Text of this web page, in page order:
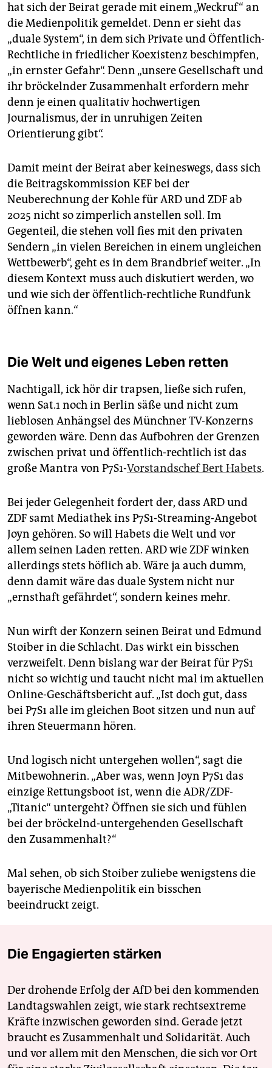
hat sich der Beirat gerade mit einem „Weckruf“ an
die Medienpolitik gemeldet. Denn er sieht das
„duale System“, in dem sich Private und Öffentlich-
Rechtliche in friedlicher Koexistenz beschimpfen,
„in ernster Gefahr“. Denn „unsere Gesellschaft und
ihr bröckelnder Zusammenhalt erfordern mehr
denn je einen qualitativ hochwertigen
Journalismus, der in unruhigen Zeiten
Orientierung gibt“.
Damit meint der Beirat aber keineswegs, dass sich
die Beitragskommission KEF bei der
Neuberechnung der Kohle für ARD und ZDF ab
2025 nicht so zimperlich anstellen soll. Im
Gegenteil, die stehen voll fies mit den privaten
Sendern „in vielen Bereichen in einem ungleichen
Wettbewerb“, geht es in dem Brandbrief weiter. „In
diesem Kontext muss auch diskutiert werden, wo
und wie sich der öffentlich-rechtliche Rundfunk
öffnen kann.“
Die Welt und eigenes Leben retten
Nachtigall, ick hör dir trapsen, ließe sich rufen,
wenn Sat.1 noch in Berlin säße und nicht zum
lieblosen Anhängsel des Münchner TV-Konzerns
geworden wäre. Denn das Aufbohren der Grenzen
zwischen privat und öffentlich-rechtlich ist das
große Mantra von P7S1-Vorstandschef Bert Habets.
Bei jeder Gelegenheit fordert der, dass ARD und
ZDF samt Mediathek ins P7S1-Streaming-Angebot
Joyn gehören. So will Habets die Welt und vor
allem seinen Laden retten. ARD wie ZDF winken
allerdings stets höflich ab. Wäre ja auch dumm,
denn damit wäre das duale System nicht nur
„ernsthaft gefährdet“, sondern keines mehr.
Nun wirft der Konzern seinen Beirat und Edmund
Stoiber in die Schlacht. Das wirkt ein bisschen
verzweifelt. Denn bislang war der Beirat für P7S1
nicht so wichtig und taucht nicht mal im aktuellen
Online-Geschäftsbericht auf. „Ist doch gut, dass
bei P7S1 alle im gleichen Boot sitzen und nun auf
ihren Steuermann hören.
Und logisch nicht untergehen wollen“, sagt die
Mitbewohnerin. „Aber was, wenn Joyn P7S1 das
einzige Rettungsboot ist, wenn die ADR/ZDF-
„Titanic“ untergeht? Öffnen sie sich und fühlen
bei der bröckelnd-untergehenden Gesellschaft
den Zusammenhalt?“
Mal sehen, ob sich Stoiber zuliebe wenigstens die
bayerische Me­dien­politik ein bisschen
beeindruckt zeigt.
Die Engagierten stärken
Der drohende Erfolg der AfD bei den kommenden
Landtagswahlen zeigt, wie stark rechtsextreme
Kräfte inzwischen geworden sind. Gerade jetzt
braucht es Zusammenhalt und Solidarität. Auch
und vor allem mit den Menschen, die sich vor Ort